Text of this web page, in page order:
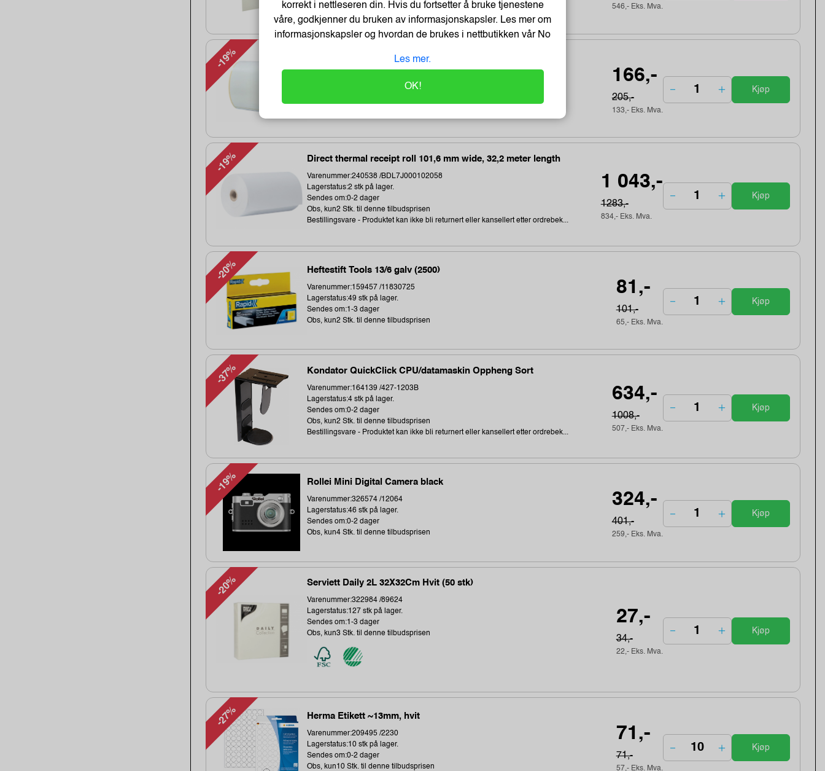
Obs, kun3 Stk. til denne tilbudsprisen
546,- Eks. Mva.
-19% Termoetikett 102X192Mm Ø76Mm (350 stk)
166,-
205,-
133,- Eks. Mva.
Kjøp
-19% Direct thermal receipt roll 101,6 mm wide, 32,2 meter length
Varenummer:240538 /BDL7J000102058
Lagerstatus:2 stk på lager.
Sendes om:0-2 dager
Obs, kun2 Stk. til denne tilbudsprisen
Bestillingsvare - Produktet kan ikke bli returnert eller kansellert etter ordrebek...
1 043,-
1283,-
834,- Eks. Mva.
Kjøp
-20% Heftestift Tools 13/6 galv (2500)
Varenummer:159457 /11830725
Lagerstatus:49 stk på lager.
Sendes om:1-3 dager
Obs, kun2 Stk. til denne tilbudsprisen
81,-
101,-
65,- Eks. Mva.
Kjøp
-37% Kondator QuickClick CPU/datamaskin Oppheng Sort
Varenummer:164139 /427-1203B
Lagerstatus:4 stk på lager.
Sendes om:0-2 dager
Obs, kun2 Stk. til denne tilbudsprisen
Bestillingsvare - Produktet kan ikke bli returnert eller kansellert etter ordrebek...
634,-
1008,-
507,- Eks. Mva.
Kjøp
-19% Rollei Mini Digital Camera black
Varenummer:326574 /12064
Lagerstatus:46 stk på lager.
Sendes om:0-2 dager
Obs, kun4 Stk. til denne tilbudsprisen
324,-
401,-
259,- Eks. Mva.
Kjøp
-20% Serviett Daily 2L 32X32Cm Hvit (50 stk)
Varenummer:322984 /89624
Lagerstatus:127 stk på lager.
Sendes om:1-3 dager
Obs, kun3 Stk. til denne tilbudsprisen
27,-
34,-
22,- Eks. Mva.
Kjøp
-27% Herma Etikett ~13mm, hvit
Varenummer:209495 /2230
Lagerstatus:10 stk på lager.
Sendes om:0-2 dager
Obs, kun10 Stk. til denne tilbudsprisen
71,-
71,-
57,- Eks. Mva.
Kjøp
korrekt i nettleseren din. Hvis du fortsetter å bruke tjenestene
våre, godkjenner du bruken av informasjonskapsler. Les mer om
informasjonskapsler og hvordan de brukes i nettbutikken vårNo
Les mer.
OK!